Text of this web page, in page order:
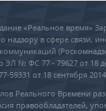
«Реальное время»
надзору в сфере связи,
№ ФС 77 - 79627 от 18
59331 от 18 сентября
Реального Времени
правообладателей,